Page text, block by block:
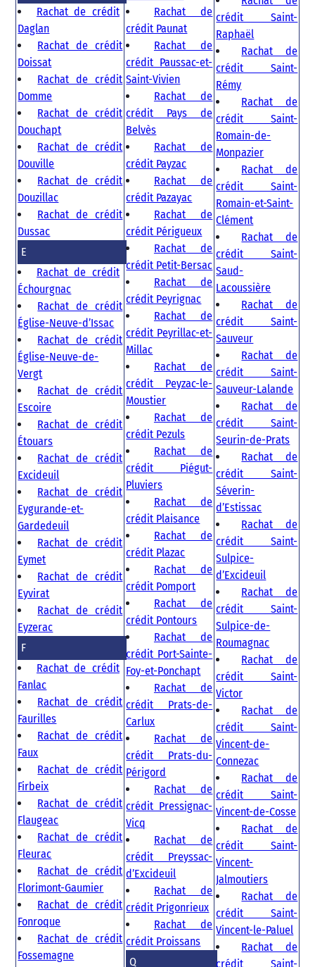
Rachat de crédit
Daglan
Rachat de crédit
Doissat
Rachat de crédit
Domme
Rachat de crédit
Douchapt
Rachat de crédit
Douville
Rachat de crédit
Douzillac
Rachat de crédit
Dussac
E
Rachat de crédit
Échourgnac
Rachat de crédit
Église-Neuve-d’Issac
Rachat de crédit
Église-Neuve-de-
Vergt
Rachat de crédit
Escoire
Rachat de crédit
Étouars
Rachat de crédit
Excideuil
Rachat de crédit
Eygurande-et-
Gardedeuil
Rachat de crédit
Eymet
Rachat de crédit
Eyvirat
Rachat de crédit
Eyzerac
F
Rachat de crédit
Fanlac
Rachat de crédit
Faurilles
Rachat de crédit
Faux
Rachat de crédit
Firbeix
Rachat de crédit
Flaugeac
Rachat de crédit
Fleurac
Rachat de crédit
Florimont-Gaumier
Rachat de crédit
Fonroque
Rachat de crédit
Fossemagne
Rachat de
crédit Paunat
Rachat de
crédit Paussac-et-
Saint-Vivien
Rachat de
crédit Pays de
Belvès
Rachat de
crédit Payzac
Rachat de
crédit Pazayac
Rachat de
crédit Périgueux
Rachat de
crédit Petit-Bersac
Rachat de
crédit Peyrignac
Rachat de
crédit Peyrillac-et-
Millac
Rachat de
crédit Peyzac-le-
Moustier
Rachat de
crédit Pezuls
Rachat de
crédit Piégut-
Pluviers
Rachat de
crédit Plaisance
Rachat de
crédit Plazac
Rachat de
crédit Pomport
Rachat de
crédit Pontours
Rachat de
crédit Port-Sainte-
Foy-et-Ponchapt
Rachat de
crédit Prats-de-
Carlux
Rachat de
crédit Prats-du-
Périgord
Rachat de
crédit Pressignac-
Vicq
Rachat de
crédit Preyssac-
d’Excideuil
Rachat de
crédit Prigonrieux
Rachat de
crédit Proissans
Q
crédit Saint-
Raphaël
Rachat de
crédit Saint-
Rémy
Rachat de
crédit Saint-
Romain-de-
Monpazier
Rachat de
crédit Saint-
Romain-et-Saint-
Clément
Rachat de
crédit Saint-
Saud-
Lacoussière
Rachat de
crédit Saint-
Sauveur
Rachat de
crédit Saint-
Sauveur-Lalande
Rachat de
crédit Saint-
Seurin-de-Prats
Rachat de
crédit Saint-
Séverin-
d’Estissac
Rachat de
crédit Saint-
Sulpice-
d’Excideuil
Rachat de
crédit Saint-
Sulpice-de-
Roumagnac
Rachat de
crédit Saint-
Victor
Rachat de
crédit Saint-
Vincent-de-
Connezac
Rachat de
crédit Saint-
Vincent-de-Cosse
Rachat de
crédit Saint-
Vincent-
Jalmoutiers
Rachat de
crédit Saint-
Vincent-le-Paluel
Rachat de
crédit Saint-